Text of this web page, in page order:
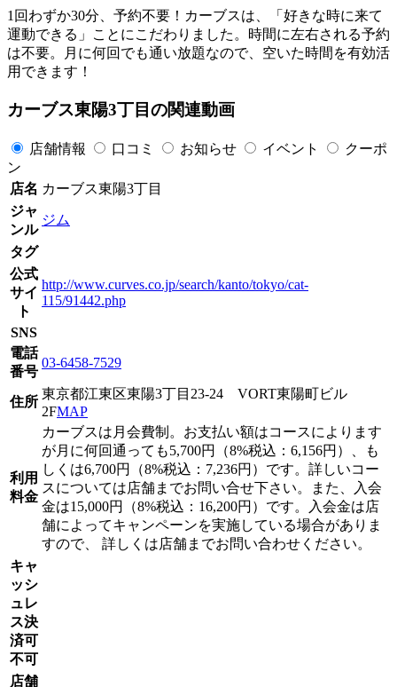
1回わずか30分、予約不要！カーブスは、「好きな時に来て
運動できる」ことにこだわりました。時間に左右される予約
は不要。月に何回でも通い放題なので、空いた時間を有効活
用できます！
カーブス東陽3丁目の関連動画
店舗情報 口コミ お知らせ イベント
クーポ
ン
店名 カーブス東陽3丁目
ジャ
ンル
ジム
タグ
公式
サイ
ト
http://www.curves.co.jp/search/kanto/tokyo/cat-
115/91442.php
SNS
電話
番号
03-6458-7529
住所
東京都江東区東陽3丁目23-24 VORT東陽町ビル
2FMAP
利用
料金
カーブスは月会費制。お支払い額はコースによります
が月に何回通っても5,700円（8%税込：6,156円）、も
しくは6,700円（8%税込：7,236円）です。詳しいコー
スについては店舗までお問い合せ下さい。また、入会
金は15,000円（8%税込：16,200円）です。入会金は店
舗によってキャンペーンを実施している場合がありま
すので、 詳しくは店舗までお問い合わせください。
キャ
ッシ
ュレ
ス決
済可
不可
店舗